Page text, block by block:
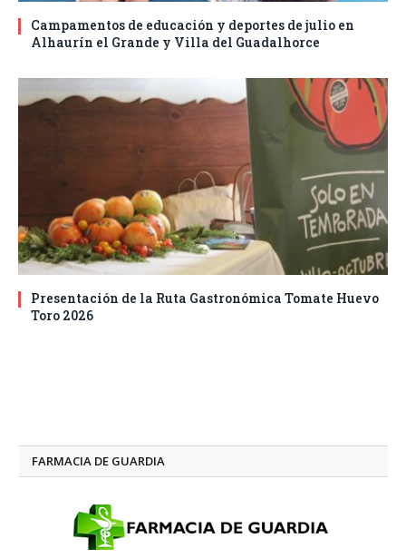
Campamentos de educación y deportes de julio en
Alhaurín el Grande y Villa del Guadalhorce
Presentación de la Ruta Gastronómica Tomate Huevo
Toro 2026
FARMACIA DE GUARDIA